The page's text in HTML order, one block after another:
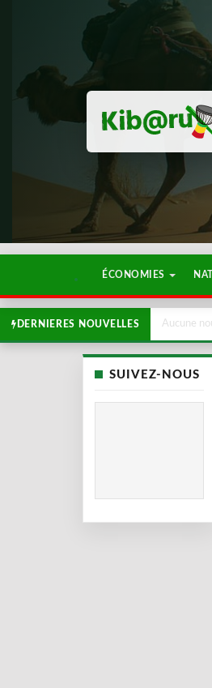
ÉCONOMIES
DERNIERES NOUVELLES Aucune
SUIVEZ-NOUS